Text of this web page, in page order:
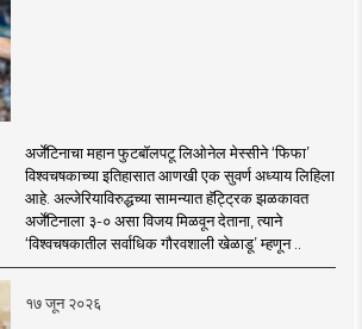
अर्जेंटिनाचा महान फुटबॉलपटू लिओनेल मेस्सीने ‘फिफा’
विश्वचषकाच्या इतिहासात आणखी एक सुवर्ण अध्याय लिहिला
आहे. अल्जेरियाविरुद्धच्या सामन्यात हॅट्ट्रिक झळकावत
अर्जेंटिनाला ३-० असा विजय मिळवून देताना, त्याने
‘विश्वचषकातील सर्वाधिक गौरवशाली खेळाडू’ म्हणून ..
१७ जून २०२६